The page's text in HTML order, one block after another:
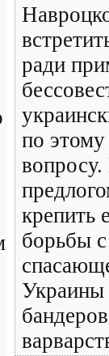
ради
по
крепить
борьбы
Украины